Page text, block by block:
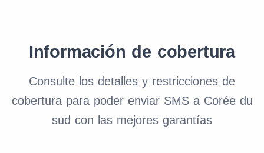
Información de cobertura
Consulte los detalles y restricciones de
cobertura para poder enviar SMS a Corée du
sud con las mejores garantías